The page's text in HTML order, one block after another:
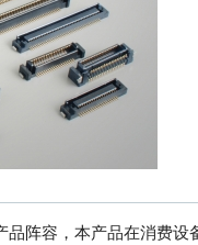
容，本产品在消费设